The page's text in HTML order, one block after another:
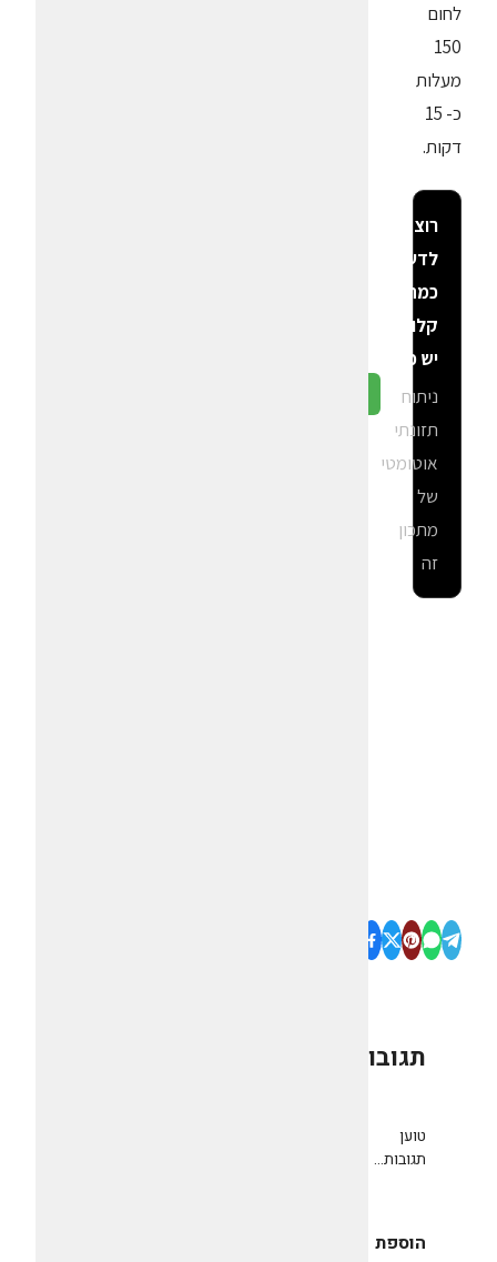
לחום
150
מעלות
כ- 15
דקות.
רוצה
לדעת
כמה
קלוריות
יש פה?
ניתוח
תזונתי
אוטומטי
של
מתכון
זה
תגובות
טוען
תגובות...
הוספת